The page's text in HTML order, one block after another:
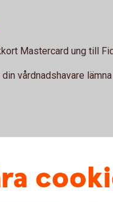
Mastercard ung till
vårdnadshavare